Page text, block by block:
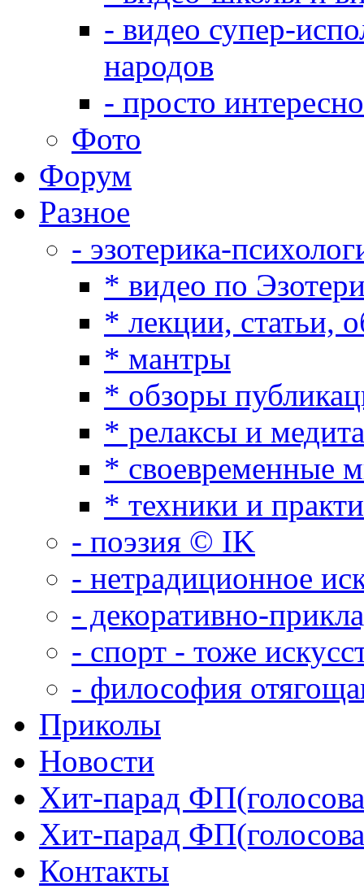
- видео супер-
народов
- просто
Фото
Форум
Разное
- эзотерика-
* видео по
* лекции, статьи,
* мантры
* обзоры
* релаксы и
* своевременные
* техники и
- поэзия © IK
- нетрадиционное
- декоративно-
- спорт - тоже
- философия
Приколы
Новости
Хит-парад
Хит-парад
Контакты